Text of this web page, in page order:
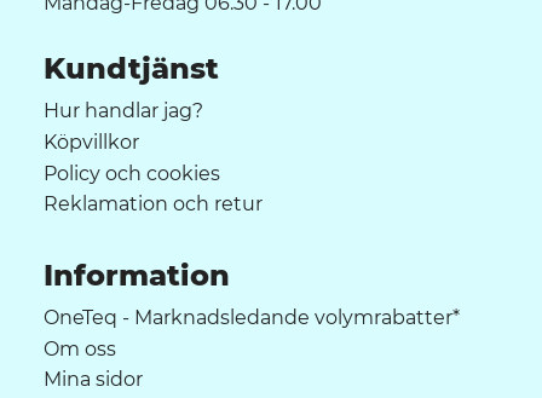
Kundtjänst
Hur handlar jag?
Köpvillkor
Policy och cookies
Reklamation och retur
Information
OneTeq - Marknadsledande volymrabatter*
Om oss
Mina sidor